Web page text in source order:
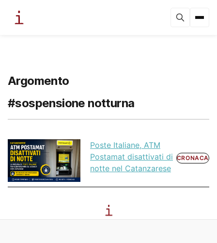
Argomento
#sospensione notturna
Poste Italiane, ATM
Postamat disattivati di
notte nel Catanzarese
CRONACA